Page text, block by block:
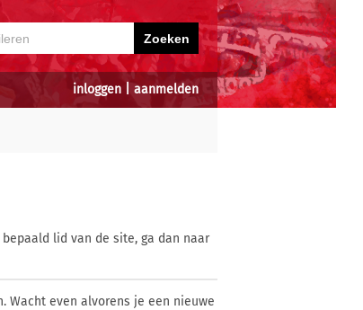
inloggen aanmelden
lid van de site, ga dan naar
Wacht even alvorens je een nieuwe